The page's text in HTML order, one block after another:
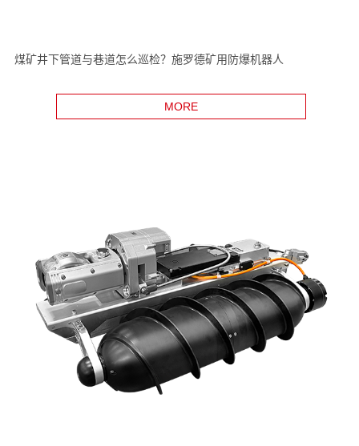
煤矿井下管道与巷道怎么巡检？施罗德矿用防爆机器人
MORE